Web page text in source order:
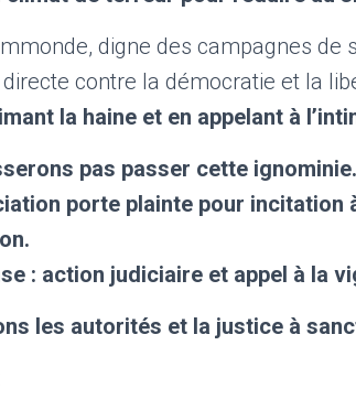
digne des campagnes de
contre la démocratie et la
la haine et en appelant à
pas passer cette ignominie.
porte plainte pour incitation
: action judiciaire et appel à la
les autorités et la justice à